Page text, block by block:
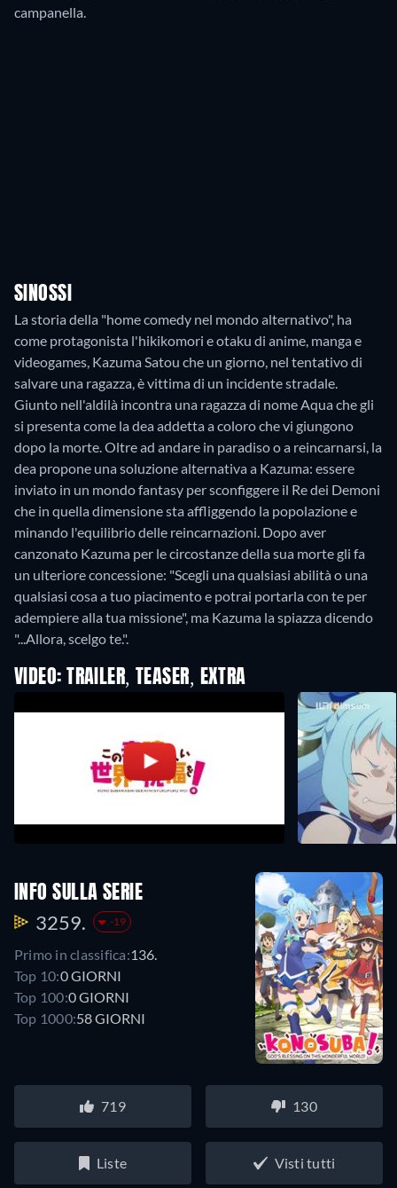
campanella.
SINOSSI
La storia della "home comedy nel mondo alternativo", ha
come protagonista l'hikikomori e otaku di anime, manga e
videogames, Kazuma Satou che un giorno, nel tentativo di
salvare una ragazza, è vittima di un incidente stradale.
Giunto nell'aldilà incontra una ragazza di nome Aqua che gli
si presenta come la dea addetta a coloro che vi giungono
dopo la morte. Oltre ad andare in paradiso o a reincarnarsi, la
dea propone una soluzione alternativa a Kazuma: essere
inviato in un mondo fantasy per sconfiggere il Re dei Demoni
che in quella dimensione sta affliggendo la popolazione e
minando l'equilibrio delle reincarnazioni. Dopo aver
canzonato Kazuma per le circostanze della sua morte gli fa
un ulteriore concessione: "Scegli una qualsiasi abilità o una
qualsiasi cosa a tuo piacimento e potrai portarla con te per
adempiere alla tua missione", ma Kazuma la spiazza dicendo
"...Allora, scelgo te.".
VIDEO: TRAILER, TEASER, EXTRA
INFO SULLA SERIE
3259. -19
Primo in classifica:136.
Top 10:0 GIORNI
Top 100:0 GIORNI
Top 1000:58 GIORNI
719 130
Liste Visti tutti